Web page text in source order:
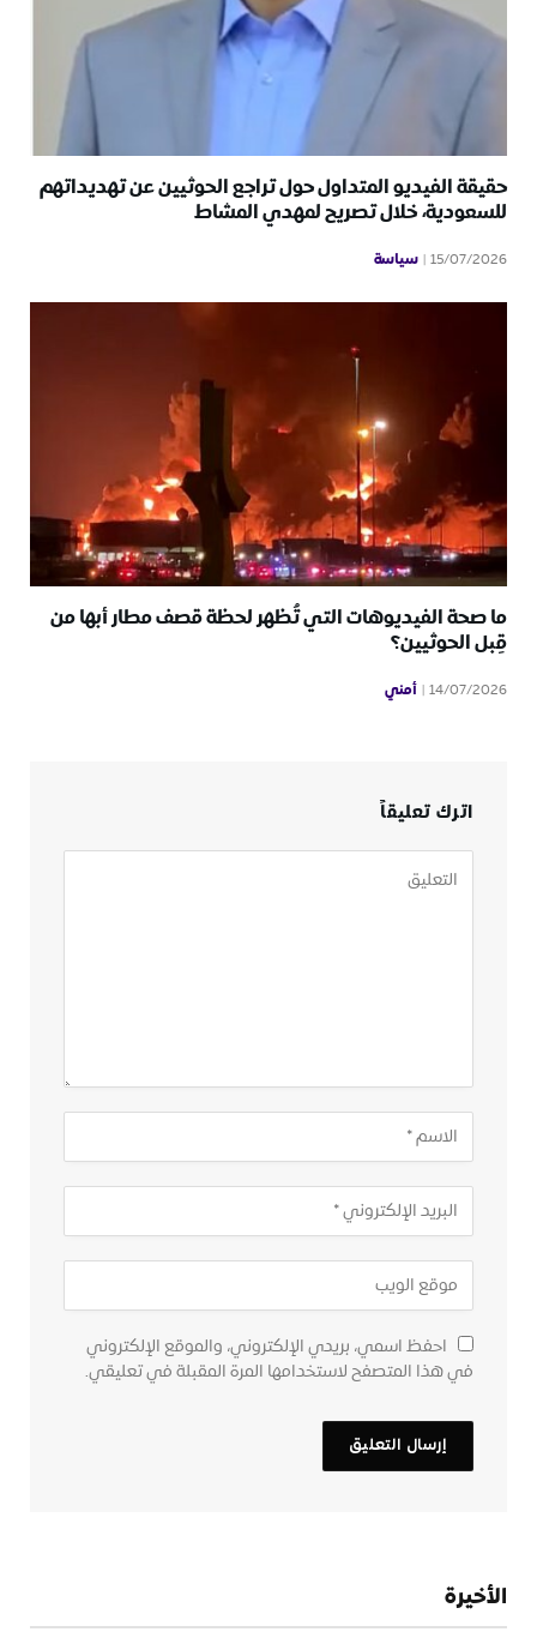
حقيقة الفيديو المتداول حول تراجع الحوثيين عن تهديداتهم
للسعودية، خلال تصريح لمهدي المشاط
15/07/2026 سياسة
ما صحة الفيديوهات التي تُظهر لحظة قصف مطار أبها من
قِبل الحوثيين؟
14/07/2026 أمني
اترك تعليقاً
احفظ اسمي، بريدي الإلكتروني، والموقع الإلكتروني
في هذا المتصفح لاستخدامها المرة المقبلة في تعليقي.
الأخيرة